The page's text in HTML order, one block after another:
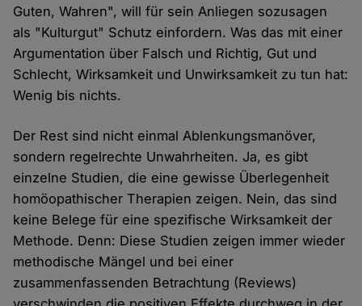
Guten, Wahren", will für sein Anliegen sozusagen
als "Kulturgut" Schutz einfordern. Was das mit einer
Argumentation über Falsch und Richtig, Gut und
Schlecht, Wirksamkeit und Unwirksamkeit zu tun hat:
Wenig bis nichts.
Der Rest sind nicht einmal Ablenkungsmanöver,
sondern regelrechte Unwahrheiten. Ja, es gibt
einzelne Studien, die eine gewisse Überlegenheit
homöopathischer Therapien zeigen. Nein, das sind
keine Belege für eine spezifische Wirksamkeit der
Methode. Denn: Diese Studien zeigen immer wieder
methodische Mängel und bei einer
zusammenfassenden Betrachtung (Reviews)